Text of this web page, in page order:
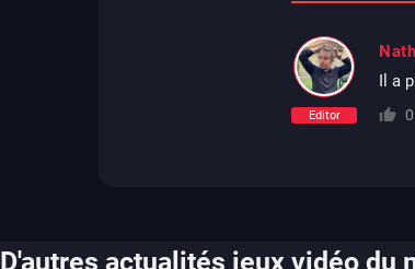
Editor
Il a
0
D'autres actualités jeux vidéo du